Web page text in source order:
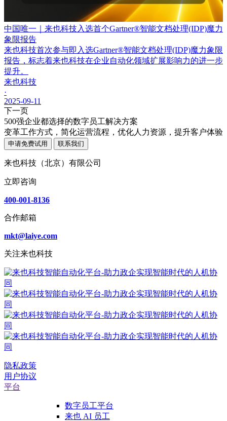
中国唯一｜来也科技入选首个Gartner®智能文档处理(IDP)魔力
象限报告
来也科技首次参与即入选Gartner®智能文档处理(IDP)魔力象限
报告，标志着来也科技在企业自动化领域扩展影响力的进一步
提升。
来也科技
·
2025-09-11
下一页
500强企业都选择的数字员工解决方案
变革工作方式，简化运营流程，优化人力资源，提升客户体验
申请免费试用 联系我们
来也科技（北京）有限公司
立即咨询
400-001-8136
合作邮箱
mkt@laiye.com
关注来也科技
隐私政策
用户协议
平台
数字员工平台
来也 AI 员工